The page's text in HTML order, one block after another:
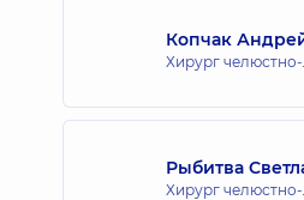
Копчак
Хирург челюстно-
Рыбитва
Хирург челюстно-